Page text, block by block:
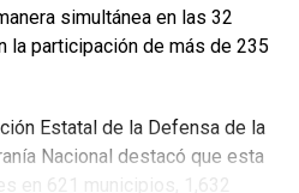
simultánea en las 32
la participación de más de 235
Estatal de la Defensa de la
Nacional destacó que esta
en 621 municipios, 1,632